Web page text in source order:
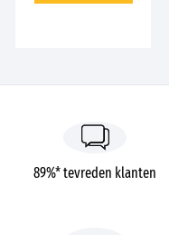
89%* tevreden klanten